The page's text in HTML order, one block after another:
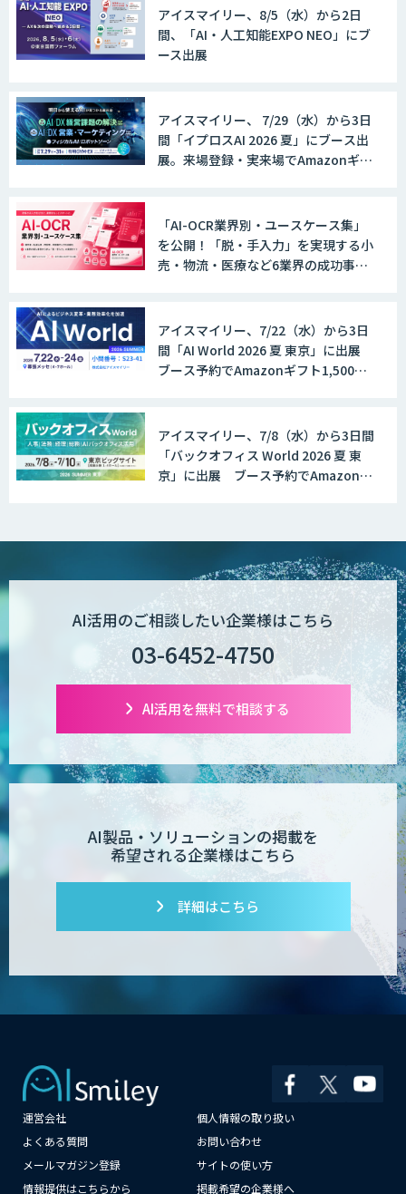
アイスマイリー、8/5（水）から2日
間、「AI・人工知能EXPO NEO」にブ
ース出展
アイスマイリー、 7/29（水）から3日
間「イプロスAI 2026 夏」にブース出
展。来場登録・実来場でAmazonギフ
「AI-OCR業界別・ユースケース集」
を公開！「脱・手入力」を実現する小
売・物流・医療など6業界の成功事例
アイスマイリー、7/22（水）から3日
間「AI World 2026 夏 東京」に出展
ブース予約でAmazonギフト1,500円
アイスマイリー、7/8（水）から3日間
「バックオフィス World 2026 夏 東
京」に出展 ブース予約でAmazonギ
AI活用のご相談したい企業様はこちら
03-6452-4750
AI活用を無料で相談する
AI製品・ソリューションの掲載を
希望される企業様はこちら
詳細はこちら
運営会社
個人情報の取り扱い
よくある質問
お問い合わせ
メールマガジン登録
サイトの使い方
情報提供はこちらから
掲載希望の企業様へ